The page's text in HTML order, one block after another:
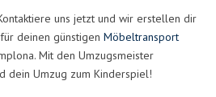
uns jetzt und wir erstellen dir
deinen günstigen Möbeltransport
Mit den Umzugsmeister
dein Umzug zum Kinderspiel!